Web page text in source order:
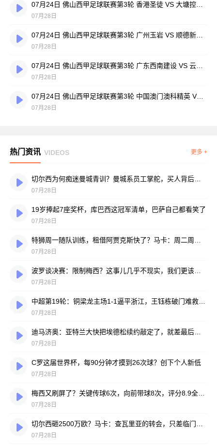
07月28日
07月28日
07月28日
07月24日 佛山西甲足球联赛第3轮 中国澳门澳科精英 VS 藝品高國際 全场录像
07月28日
热门资讯 VIDEOS 更多 +
07月28日
19岁捧起7座奖杯，库巴西这冠军清单，巴萨自己都看笑了
07月28日
07月28日
07月28日
07月28日
07月28日
C罗这届世界杯，每90分钟才摸到26次球？创下个人新低
07月28日
07月28日
07月28日